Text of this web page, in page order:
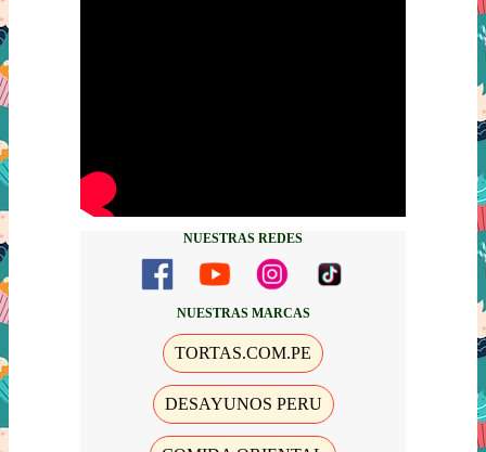
NUESTRAS REDES
NUESTRAS MARCAS
TORTAS.COM.PE
DESAYUNOS PERU